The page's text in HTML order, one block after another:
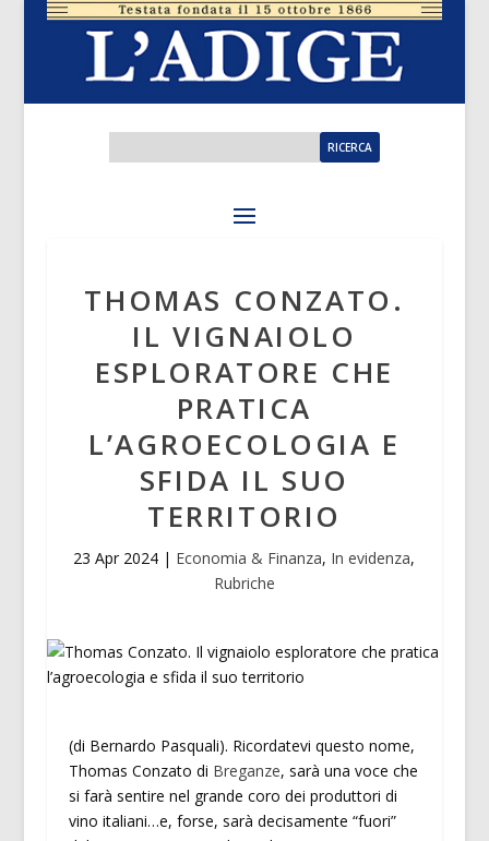
THOMAS CONZATO.
IL VIGNAIOLO
ESPLORATORE CHE
PRATICA
L’AGROECOLOGIA E
SFIDA IL SUO
TERRITORIO
23 Apr 2024 | Economia & Finanza, In evidenza,
Rubriche
(di Bernardo Pasquali). Ricordatevi questo nome,
Thomas Conzato di Breganze, sarà una voce che
si farà sentire nel grande coro dei produttori di
vino italiani…e, forse, sarà decisamente “fuori”